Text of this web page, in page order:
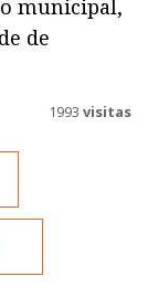
municipal,
de
1993 visitas